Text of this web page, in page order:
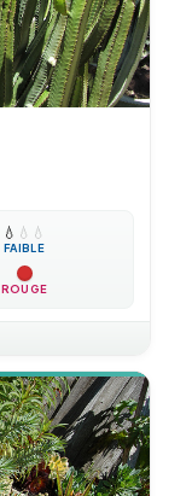
💧 💧 💧
FAIBLE
ROUGE